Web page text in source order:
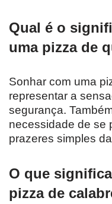
Qual é o
uma pizza de
Sonhar com uma
representar a
segurança.
necessidade de se
prazeres simples
O que
pizza de